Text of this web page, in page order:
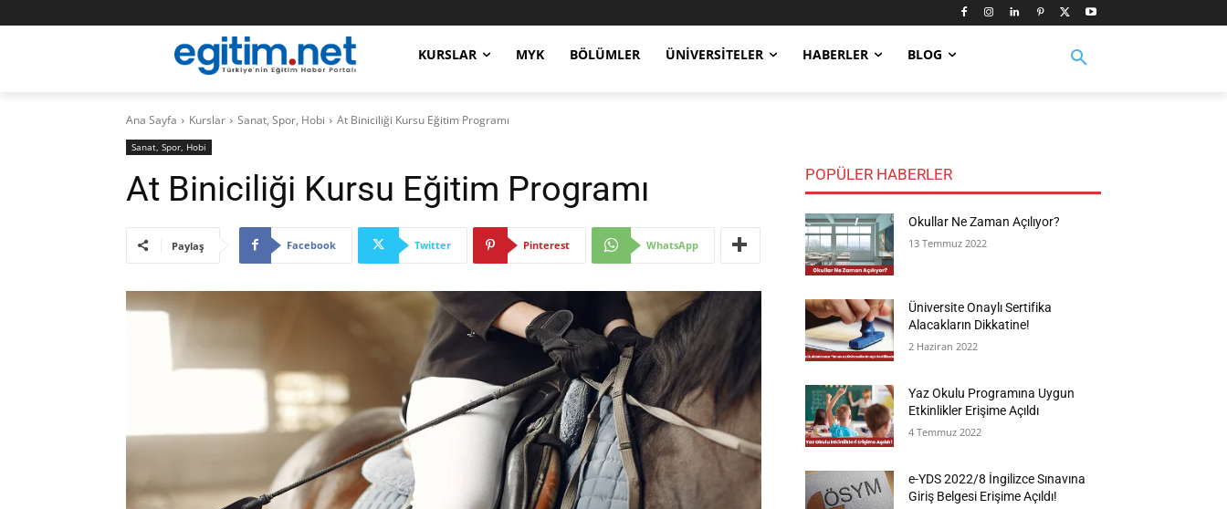
KURSLAR MYK BÖLÜMLER ÜNIVERSITELER HABERLER BLOG
Ana Sayfa Kurslar Sanat, Spor, Hobi At Biniciliği Kursu Eğitim Programı
Sanat, Spor, Hobi
At Biniciliği Kursu Eğitim Programı
Paylaş Facebook Twitter Pinterest WhatsApp
POPÜLER HABERLER
Okullar Ne Zaman Açılıyor?
13 Temmuz 2022
Üniversite Onaylı Sertifika
Alacakların Dikkatine!
2 Haziran 2022
Yaz Okulu Programına Uygun
Etkinlikler Erişime Açıldı
4 Temmuz 2022
e-YDS 2022/8 İngilizce Sınavına
Giriş Belgesi Erişime Açıldı!